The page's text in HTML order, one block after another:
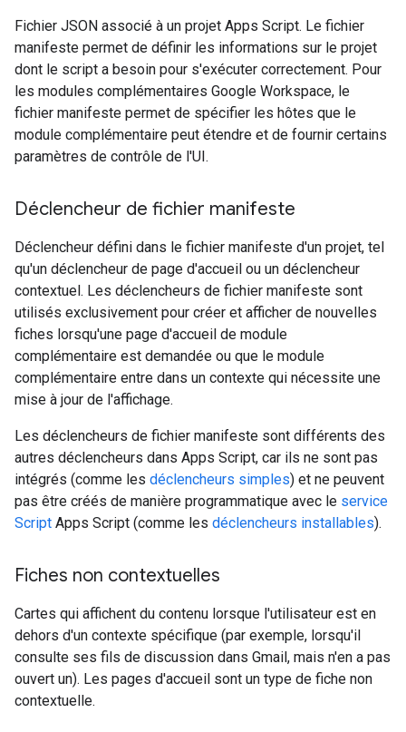
Fichier JSON associé à un projet Apps Script. Le fichier
manifeste permet de définir les informations sur le projet
dont le script a besoin pour s'exécuter correctement. Pour
les modules complémentaires Google Workspace, le
fichier manifeste permet de spécifier les hôtes que le
module complémentaire peut étendre et de fournir certains
paramètres de contrôle de l'UI.
Déclencheur de fichier manifeste
Déclencheur défini dans le fichier manifeste d'un projet, tel
qu'un déclencheur de page d'accueil ou un déclencheur
contextuel. Les déclencheurs de fichier manifeste sont
utilisés exclusivement pour créer et afficher de nouvelles
fiches lorsqu'une page d'accueil de module
complémentaire est demandée ou que le module
complémentaire entre dans un contexte qui nécessite une
mise à jour de l'affichage.
Les déclencheurs de fichier manifeste sont différents des
autres déclencheurs dans Apps Script, car ils ne sont pas
intégrés (comme les déclencheurs simples) et ne peuvent
pas être créés de manière programmatique avec le service
Script Apps Script (comme les déclencheurs installables).
Fiches non contextuelles
Cartes qui affichent du contenu lorsque l'utilisateur est en
dehors d'un contexte spécifique (par exemple, lorsqu'il
consulte ses fils de discussion dans Gmail, mais n'en a pas
ouvert un). Les pages d'accueil sont un type de fiche non
contextuelle.